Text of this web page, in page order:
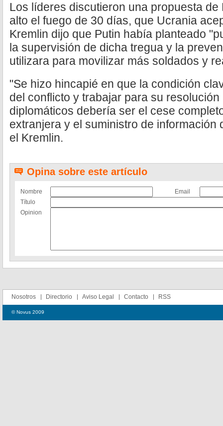
Los líderes discutieron una propuesta
alto el fuego de 30 días, que Ucrania
Kremlin dijo que Putin había planteado
la supervisión de dicha tregua y la
utilizara para movilizar más soldados y
"Se hizo hincapié en que la condición
del conflicto y trabajar para su
diplomáticos debería ser el cese
extranjera y el suministro de información
el Kremlin.
Opina sobre este artículo
Nombre
Email
Título
Opinion
Nosotros Directorio Aviso Legal Contacto RSS
© Novus 2009